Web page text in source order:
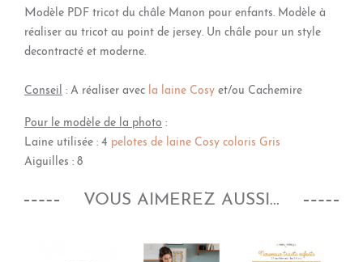
Modèle PDF tricot du châle Manon pour enfants. Modèle à
réaliser au tricot au point de jersey. Un châle pour un style
decontracté et moderne.
Conseil : A réaliser avec la laine Cosy et/ou Cachemire
Pour le modèle de la photo :
Laine utilisée : 4 pelotes de laine Cosy coloris Gris
Aiguilles : 8
VOUS AIMEREZ AUSSI...